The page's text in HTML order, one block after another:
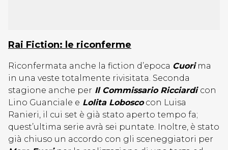
Rai Fiction: le riconferme
Riconfermata anche la fiction d’epoca Cuorima
in una veste totalmente rivisitata. Seconda
stagione anche per Il Commissario Ricciardi con
Lino Guanciale e Lolita Loboscocon Luisa
Ranieri, il cui set è già stato aperto tempo fa;
quest’ultima serie avrà sei puntate. Inoltre, è stato
già chiuso un accordo con gli sceneggiatori per